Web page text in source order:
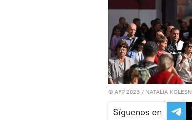
© AFP 2023 / NATALIA
Síguenos en